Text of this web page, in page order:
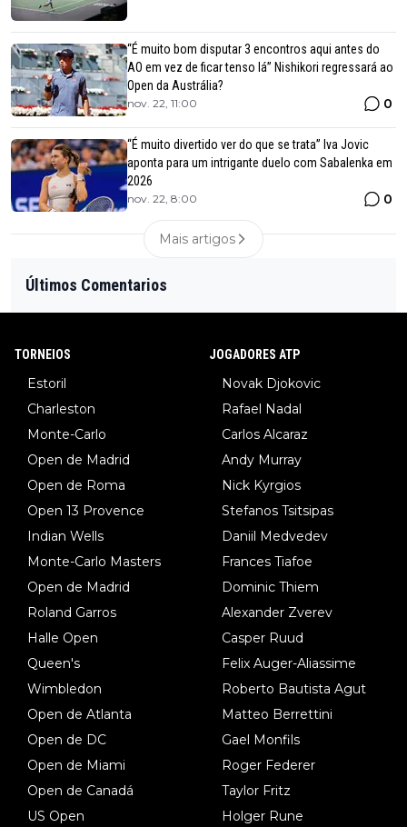
“É muito bom disputar 3 encontros aqui antes do
AO em vez de ficar tenso lá” Nishikori regressará ao
Open da Austrália?
nov. 22, 11:00 0
“É muito divertido ver do que se trata” Iva Jovic
aponta para um intrigante duelo com Sabalenka em
2026
nov. 22, 8:00 0
Mais artigos
Últimos Comentarios
TORNEIOS
Estoril
Charleston
Monte-Carlo
Open de Madrid
Open de Roma
Open 13 Provence
Indian Wells
Monte-Carlo Masters
Open de Madrid
Roland Garros
Halle Open
Queen's
Wimbledon
Open de Atlanta
Open de DC
Open de Miami
Open de Canadá
US Open
JOGADORES ATP
Novak Djokovic
Rafael Nadal
Carlos Alcaraz
Andy Murray
Nick Kyrgios
Stefanos Tsitsipas
Daniil Medvedev
Frances Tiafoe
Dominic Thiem
Alexander Zverev
Casper Ruud
Felix Auger-Aliassime
Roberto Bautista Agut
Matteo Berrettini
Gael Monfils
Roger Federer
Taylor Fritz
Holger Rune